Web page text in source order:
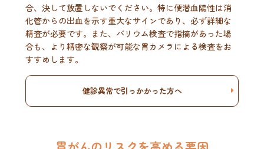
合、決して放置しないでください。特に便潜血陽性は消
化管からの出血を示す重大なサインであり、必ず詳細な
精査が必要です。また、バリウム検査で指摘があった場
合も、より精密な観察が可能な胃カメラによる検査をお
すすめします。
健診異常で引っかかった方へ